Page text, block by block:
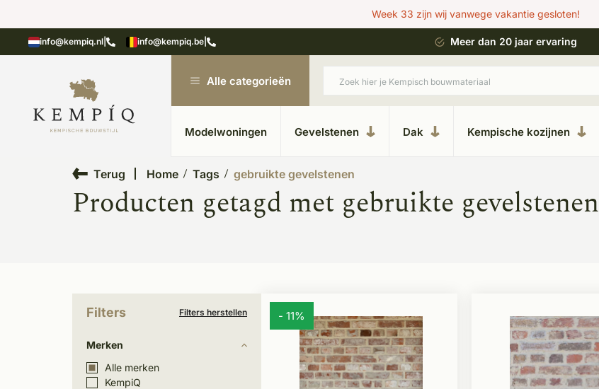
Week 33 zijn wij vanwege vakantie gesloten!
info@kempiq.nl info@kempiq.be
in Kesteren Unieke materialen in kempische bouwstijl Meer dan 20 jaar ervaring
Alle categorieën
Modelwoningen Gevelstenen Dak Kempische kozijnen
Terug Home Tags gebruikte gevelstenen
Producten getagd met gebruikte gevelstenen
Filters Filters herstellen
Merken
Alle merken
KempiQ
- 11%